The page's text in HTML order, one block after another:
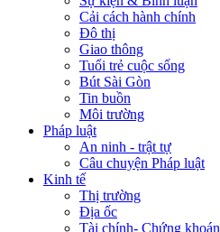
Cải cách hành chính
Đô thị
Giao thông
Tuổi trẻ cuộc sống
Bút Sài Gòn
Tin buồn
Môi trường
Pháp luật
An ninh - trật tự
Câu chuyện Pháp luật
Kinh tế
Thị trường
Địa ốc
Tài chính- Chứng khoán